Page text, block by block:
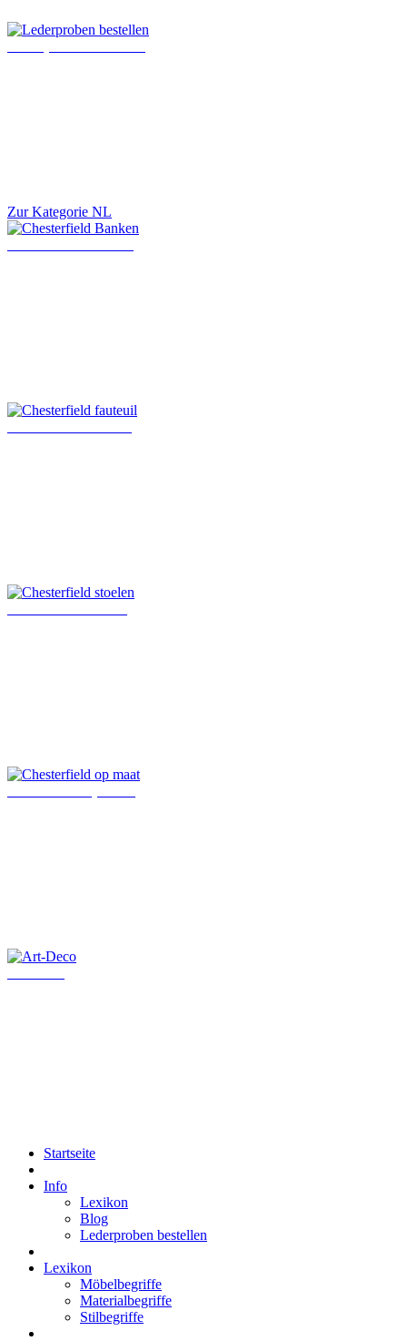
Zur Kategorie NL
Startseite
Info
Lexikon
Blog
Lederproben bestellen
Lexikon
Möbelbegriffe
Materialbegriffe
Stilbegriffe